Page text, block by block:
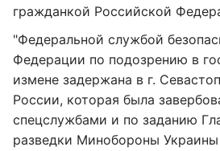
гражданкой Российской
"Федеральной службой
Федерации по подозрению в
измене задержана в г.
России, которая была
спецслужбами и по заданию
разведки Минобороны Украины